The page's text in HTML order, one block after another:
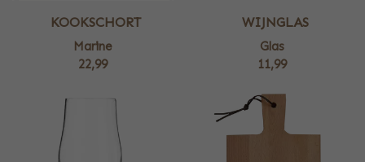
KOOKSCHORT
Marine
22,99
WIJNGLAS
Glas
11,99